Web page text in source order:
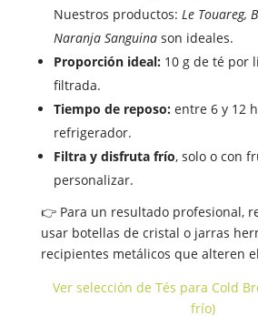
Nuestros productos: Le Touareg,
Naranja Sanguinason ideales.
Proporción ideal:10 g de té por
filtrada.
Tiempo de reposo:entre 6 y 12
refrigerador.
Filtra y disfruta frío, solo o con
personalizar.
👉 Para un resultado profesional,
usar botellas de cristal o jarras
recipientes metálicos que alteren
Ver selección de Tés para Cold
frío)